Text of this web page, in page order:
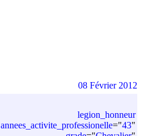
legion_honneur
annees_activite_professionelle="43"
08 Février 2012